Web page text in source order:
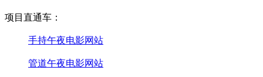
项目直通车：
手持午夜电影网站
管道午夜电影网站